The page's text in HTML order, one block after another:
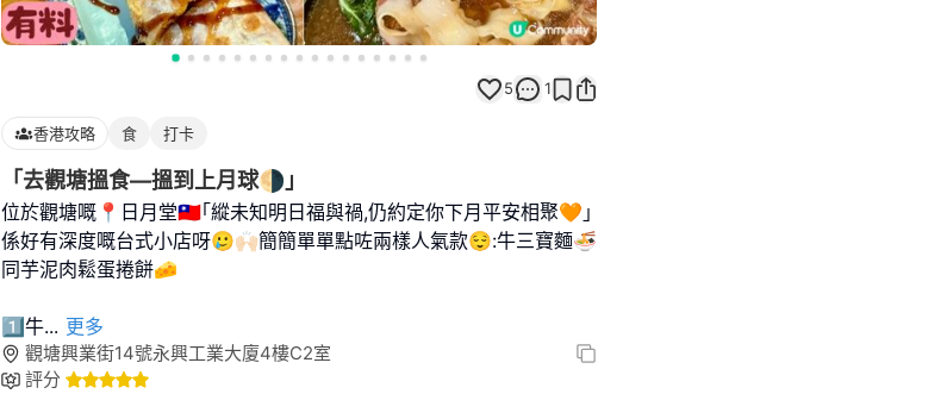
5 1
香港攻略 食 打卡
「去觀塘搵食—搵到上月球🌗」
位於觀塘嘅📍日月堂🇹🇼｢縱未知明日福與禍,仍約定你下月平安相聚🧡｣
係好有深度嘅台式小店呀🥲🙌🏻簡簡單單點咗兩樣人氣款😌:牛三寶麵🍜
同芋泥肉鬆蛋捲餅🧀
1️⃣牛... 更多
觀塘興業街14號永興工業大廈4樓C2室
評分